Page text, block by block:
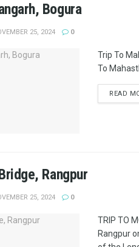
Bogura
25, 2024 0
Trip To
To
READ
Rangpur
25, 2024 0
TRIP TO
Rangpur